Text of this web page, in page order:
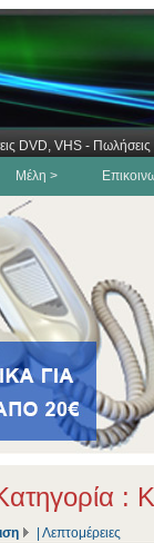
DVD, VHS -
Μέλη >
:
Λεπτομέρειες